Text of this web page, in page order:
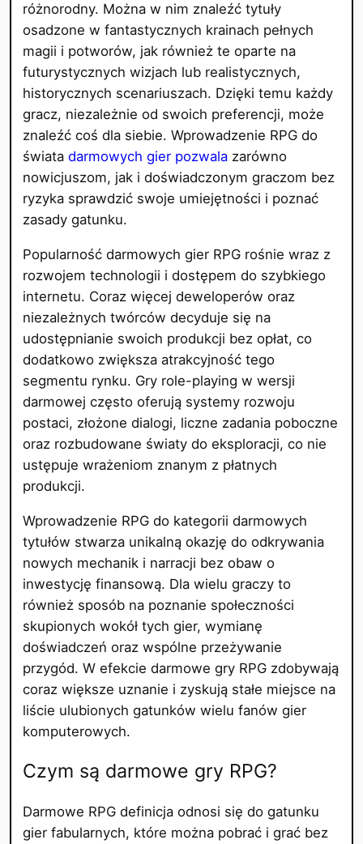
różnorodny. Można w nim znaleźć tytuły
osadzone w fantastycznych krainach pełnych
magii i potworów, jak również te oparte na
futurystycznych wizjach lub realistycznych,
historycznych scenariuszach. Dzięki temu każdy
gracz, niezależnie od swoich preferencji, może
znaleźć coś dla siebie. Wprowadzenie RPG do
świata darmowych gier pozwalazarówno
nowicjuszom, jak i doświadczonym graczom bez
ryzyka sprawdzić swoje umiejętności i poznać
zasady gatunku.
Popularność darmowych gier RPG rośnie wraz z
rozwojem technologii i dostępem do szybkiego
internetu. Coraz więcej deweloperów oraz
niezależnych twórców decyduje się na
udostępnianie swoich produkcji bez opłat, co
dodatkowo zwiększa atrakcyjność tego
segmentu rynku. Gry role-playing w wersji
darmowej często oferują systemy rozwoju
postaci, złożone dialogi, liczne zadania poboczne
oraz rozbudowane światy do eksploracji, co nie
ustępuje wrażeniom znanym z płatnych
produkcji.
Wprowadzenie RPG do kategorii darmowych
tytułów stwarza unikalną okazję do odkrywania
nowych mechanik i narracji bez obaw o
inwestycję finansową. Dla wielu graczy to
również sposób na poznanie społeczności
skupionych wokół tych gier, wymianę
doświadczeń oraz wspólne przeżywanie
przygód. W efekcie darmowe gry RPG zdobywają
coraz większe uznanie i zyskują stałe miejsce na
liście ulubionych gatunków wielu fanów gier
komputerowych.
Czym są darmowe gry RPG?
Darmowe RPG definicja odnosi się do gatunku
gier fabularnych, które można pobrać i grać bez